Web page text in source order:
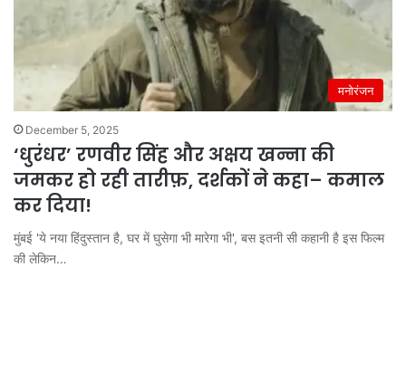
मनोरंजन
December 5, 2025
‘धुरंधर’ रणवीर सिंह और अक्षय खन्ना की
जमकर हो रही तारीफ़, दर्शकों ने कहा– कमाल
कर दिया!
मुंबई 'ये नया हिंदुस्तान है, घर में घुसेगा भी मारेगा भी', बस इतनी सी कहानी है इस फिल्म
की लेकिन…